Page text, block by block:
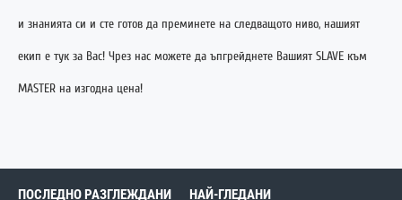
и знанията си и сте готов да преминете на следващото ниво, нашият
екип е тук за Вас! Чрез нас можете да ъпгрейднете Вашият SLAVE към
MASTER на изгодна цена!
ПОСЛЕДНО РАЗГЛЕЖДАНИ НАЙ-ГЛЕДАНИ